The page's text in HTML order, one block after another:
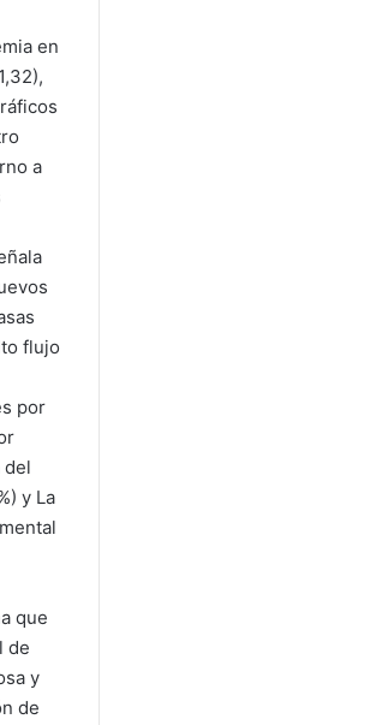
en
a
flujo
por
del
y La
que
de
y
de